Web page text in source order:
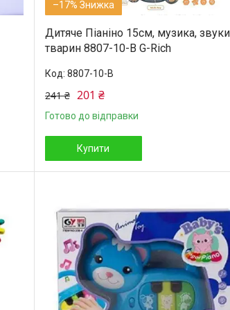
–17%
Дитяче Піаніно 15см, музика, звуки
тварин 8807-10-B G-Rich
8807-10-B
241 ₴ 201 ₴
Готово до відправки
Купити